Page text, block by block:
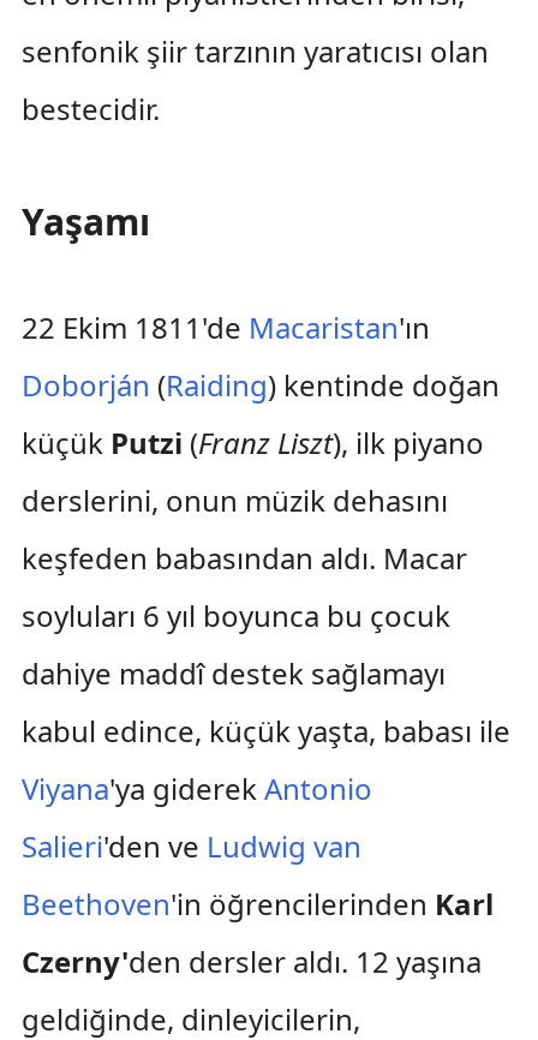
senfonik şiir tarzının yaratıcısı olan
bestecidir.
Yaşamı
22 Ekim 1811'de Macaristan'ın
Doborján (Raiding) kentinde doğan
küçük Putzi (Franz Liszt), ilk piyano
derslerini, onun müzik dehasını
keşfeden babasından aldı. Macar
soyluları 6 yıl boyunca bu çocuk
dahiye maddî destek sağlamayı
kabul edince, küçük yaşta, babası ile
Viyana'ya giderekAntonio
Salieri'den ve Ludwig van
Beethoven'in öğrencilerinden Karl
Czerny'den dersler aldı. 12 yaşına
geldiğinde, dinleyicilerin,